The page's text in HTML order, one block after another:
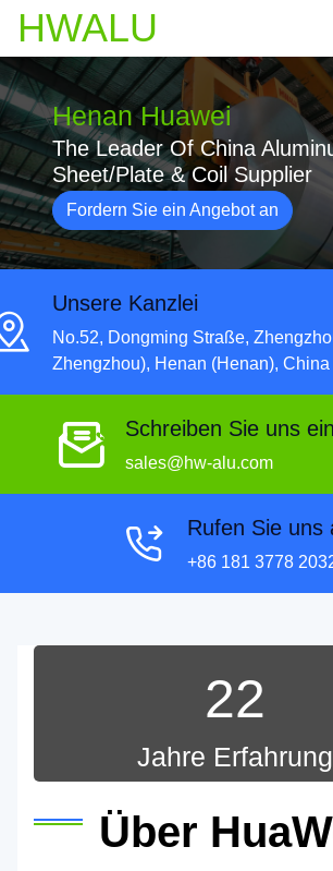
HWALU
Henan Huawei
The Leader Of China
Sheet/Plate & Coil Supplier
Fordern Sie ein Angebot an
Unsere Kanzlei
No.52, Dongming Straße,
Zhengzhou), Henan (Henan), China
Schreiben Sie uns
sales@hw-alu.com
Rufen Sie uns
+86 181 3778
22
Jahre Erfahrung
Über